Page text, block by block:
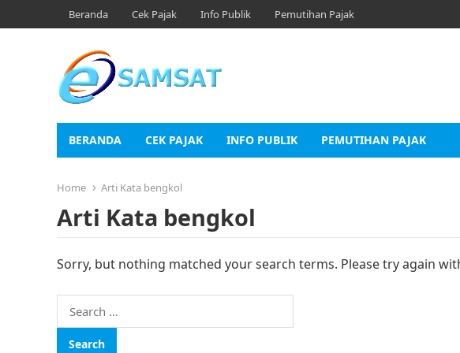
Beranda Cek Pajak Info Publik Pemutihan Pajak
BERANDA CEK PAJAK INFO PUBLIK PEMUTIHAN PAJAK
Home Arti Kata bengkol
Arti Kata bengkol
Sorry, but nothing matched your search terms. Please try again
Search
for: